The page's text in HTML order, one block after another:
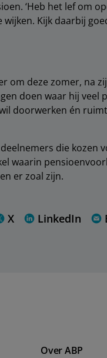
‘Heb het lef om
Kijk daarbij
om deze zomer, na
doen waar hij veel
doorwerken én
die kozen
waarin
er zoal zijn.
X LinkedIn
Over ABP